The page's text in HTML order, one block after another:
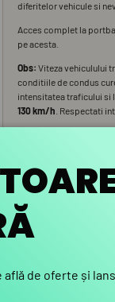
de oferte și